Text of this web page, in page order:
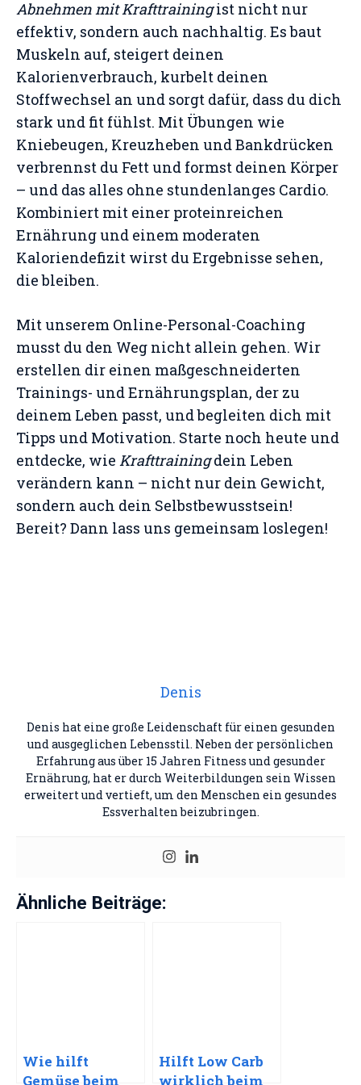
Abnehmen mit Krafttrainingist nicht nur
effektiv, sondern auch nachhaltig. Es baut
Muskeln auf, steigert deinen
Kalorienverbrauch, kurbelt deinen
Stoffwechsel an und sorgt dafür, dass du dich
stark und fit fühlst. Mit Übungen wie
Kniebeugen, Kreuzheben und Bankdrücken
verbrennst du Fett und formst deinen Körper
– und das alles ohne stundenlanges Cardio.
Kombiniert mit einer proteinreichen
Ernährung und einem moderaten
Kaloriendefizit wirst du Ergebnisse sehen,
die bleiben.
Mit unserem Online-Personal-Coaching
musst du den Weg nicht allein gehen. Wir
erstellen dir einen maßgeschneiderten
Trainings- und Ernährungsplan, der zu
deinem Leben passt, und begleiten dich mit
Tipps und Motivation. Starte noch heute und
entdecke, wie Krafttrainingdein Leben
verändern kann – nicht nur dein Gewicht,
sondern auch dein Selbstbewusstsein!
Bereit? Dann lass uns gemeinsam loslegen!
Denis
Denis hat eine große Leidenschaft für einen gesunden
und ausgeglichen Lebensstil. Neben der persönlichen
Erfahrung aus über 15 Jahren Fitness und gesunder
Ernährung, hat er durch Weiterbildungen sein Wissen
erweitert und vertieft, um den Menschen ein gesundes
Essverhalten beizubringen.
Ähnliche Beiträge:
Wie hilft
Gemüse beim
Hilft Low Carb
wirklich beim